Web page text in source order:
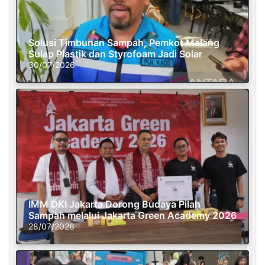
Solusi Timbunan Sampah, Pemkot Malang
Sulap Plastik dan Styrofoam Jadi Solar
30/07/2026
IMM DKI Jakarta Dorong Budaya Pilah
Sampah melalui Jakarta Green Academy 2026
28/07/2026